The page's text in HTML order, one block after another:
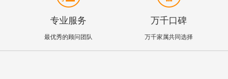
专业服务
最优秀的顾问团队
万千口碑
万千家属共同选择